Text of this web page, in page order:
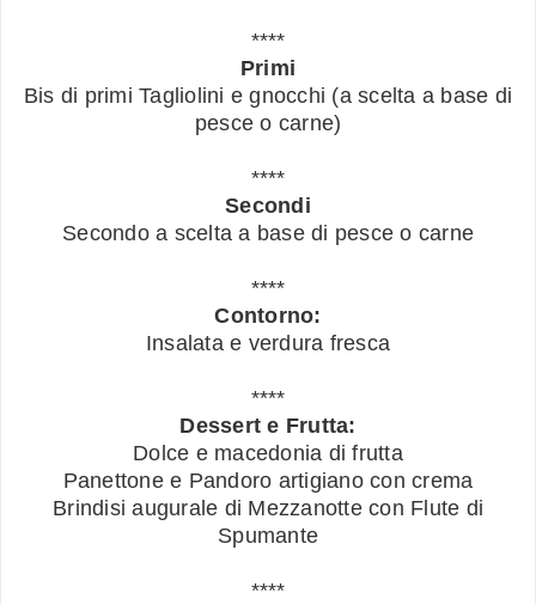
****
Primi
Bis di primi Tagliolini e gnocchi (a scelta a base di
pesce o carne)
****
Secondi
Secondo a scelta a base di pesce o carne
****
Contorno:
Insalata e verdura fresca
****
Dessert e Frutta:
Dolce e macedonia di frutta
Panettone e Pandoro artigiano con crema
Brindisi augurale di Mezzanotte con Flute di
Spumante
****